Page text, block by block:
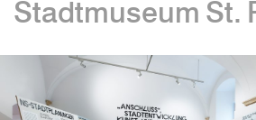
Stadtmuseum St.